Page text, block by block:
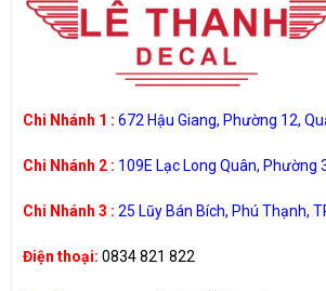
Chi Nhánh 1 : 672 Hậu Giang, Phường 12,
Chi Nhánh 2 : 109E Lạc Long Quân, Phường
Chi Nhánh 3 : 25 Lũy Bán Bích, Phú Thạnh,
Điện thoại: 0834 821 822